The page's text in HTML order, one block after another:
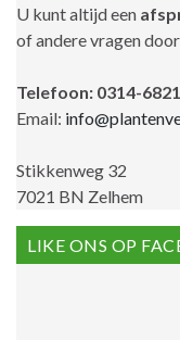
U kunt altijd een
of andere vragen
Telefoon: 0314-
Email:
Stikkenweg 32
7021 BN Zelhem
LIKE ONS OP